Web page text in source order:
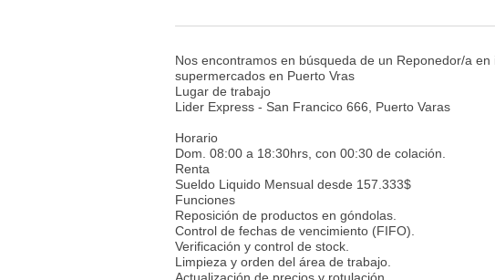
Nos encontramos en búsqueda de un Reponedor/a
supermercados en Puerto Vras
Lugar de trabajo
Lider Express - San Francico 666, Puerto Varas
Horario
Dom. 08:00 a 18:30hrs, con 00:30 de colación.
Renta
Sueldo Liquido Mensual desde 157.333$
Funciones
Reposición de productos en góndolas.
Control de fechas de vencimiento (FIFO).
Verificación y control de stock.
Limpieza y orden del área de trabajo.
Actualización de precios y rotulación.